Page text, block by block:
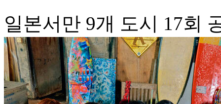
일본서만 9개 도시 17회